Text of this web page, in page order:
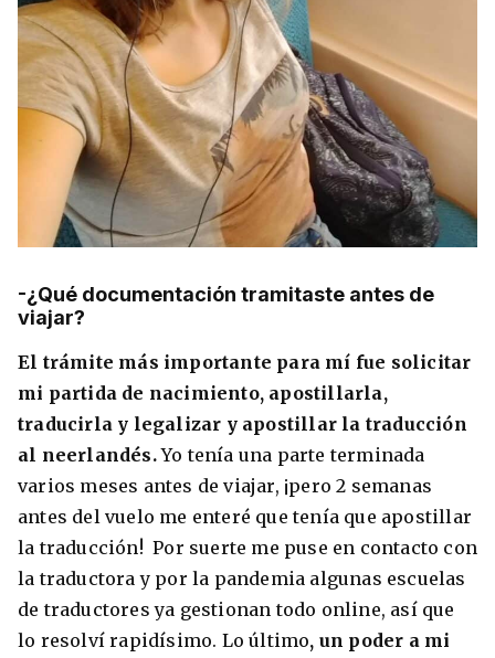
-¿Qué documentación tramitaste antes de
viajar?
El trámite más importante para mí fue solicitar
mi partida de nacimiento, apostillarla,
traducirla y legalizar y apostillar la traducción
al neerlandés.Yo tenía una parte terminada
varios meses antes de viajar, ¡pero 2 semanas
antes del vuelo me enteré que tenía que apostillar
la traducción! Por suerte me puse en contacto con
la traductora y por la pandemia algunas escuelas
de traductores ya gestionan todo online, así que
lo resolví rapidísimo. Lo último, un poder a mi